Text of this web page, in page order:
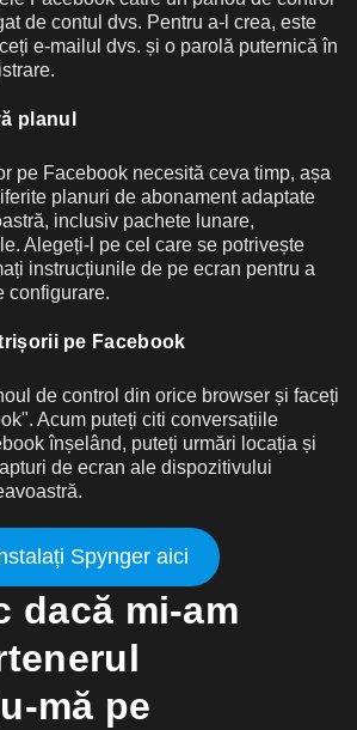
de contul dvs. Pentru a-l crea, este
e-mailul dvs. și o parolă puternică în
planul
pe Facebook necesită ceva timp, așa
planuri de abonament adaptate
inclusiv pachete lunare,
Alegeți-l pe cel care se potrivește
instrucțiunile de pe ecran pentru a
configurare.
pe Facebook
de control din orice browser și faceți
Acum puteți citi conversațiile
înșelând, puteți urmări locația și
de ecran ale dispozitivului
Spynger aici
dacă mi-am
mă pe